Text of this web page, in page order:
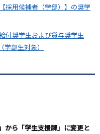
採用候補者（学部）】の奨学
付奨学生および貸与奨学生
部生対象）
から「学生支援課」に変更と